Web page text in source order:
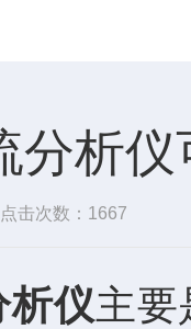
分析
点击次数：1667
析仪主要